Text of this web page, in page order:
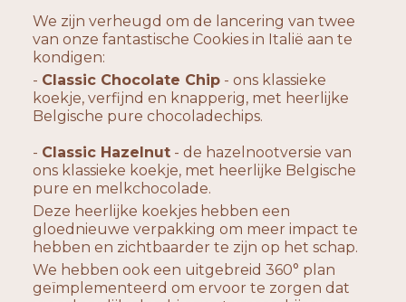
We zijn verheugd om de lancering van twee
van onze fantastische Cookies in Italië aan te
kondigen:
- Classic Chocolate Chip - ons klassieke
koekje, verfijnd en knapperig, met heerlijke
Belgische pure chocoladechips.
- Classic Hazelnut - de hazelnootversie van
ons klassieke koekje, met heerlijke Belgische
pure en melkchocolade.
Deze heerlijke koekjes hebben een
gloednieuwe verpakking om meer impact te
hebben en zichtbaarder te zijn op het schap.
We hebben ook een uitgebreid 360° plan
geïmplementeerd om ervoor te zorgen dat